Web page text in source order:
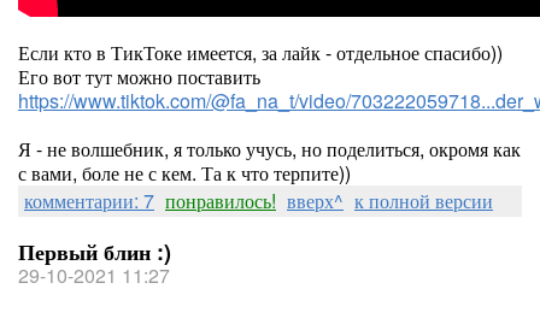
Если кто в ТикТоке имеется, за лайк - отдельное спасибо))
Его вот тут можно поставить
https://www.tiktok.com/@fa_na_t/video/
Я - не волшебник, я только учусь, но поделиться, окромя как
с вами, боле не с кем. Та к что терпите))
комментарии: 7 понравилось! вверх^ к полной версии
Первый блин :)
29-10-2021 11:27